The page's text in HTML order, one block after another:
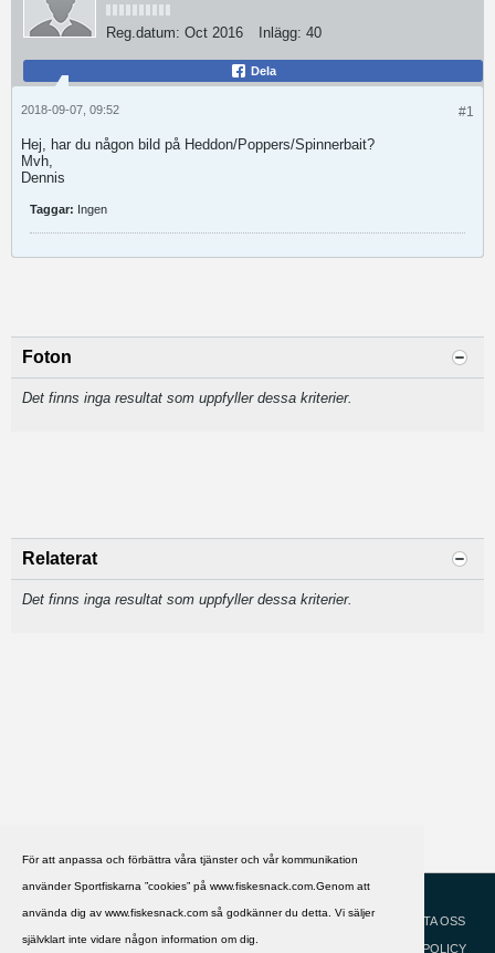
För att anpassa och förbättra våra tjänster och vår kommunikation
använder Sportfiskarna ”cookies” på www.fiskesnack.com.Genom att
använda dig av www.fiskesnack.com så godkänner du detta. Vi säljer
självklart inte vidare någon information om dig.
Reg.datum: Oct 2016 Inlägg: 40
Dela
#1
2018-09-07, 09:52
Hej, har du någon bild på Heddon/Poppers/Spinnerbait?
Mvh,
Dennis
Taggar: Ingen
Foton
Det finns inga resultat som uppfyller dessa kriterier.
Relaterat
Det finns inga resultat som uppfyller dessa kriterier.
HJÄLP
KONTAKTA OSS
COOKIEPOLICY